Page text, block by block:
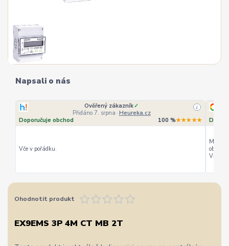
Napsali o nás
Ověřený zákazník✓
Přidáno 7. srpna · Heureka.cz
i
Doporučuje obchod 100 %★★★★★
Vče v pořádku.
Můžu
Vřele
Ohodnotit produkt
EX9EMS 3P 4M CT MB 2T